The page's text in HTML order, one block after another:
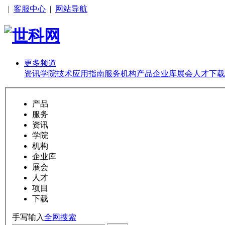
| 客服中心 | 网站导航
更多频道
资讯学院技术应用指南服务机构产品企业库展会 人才下载
产品
服务
资讯
学院
机构
企业库
展会
人才
项目
下载
手写输入全网搜索